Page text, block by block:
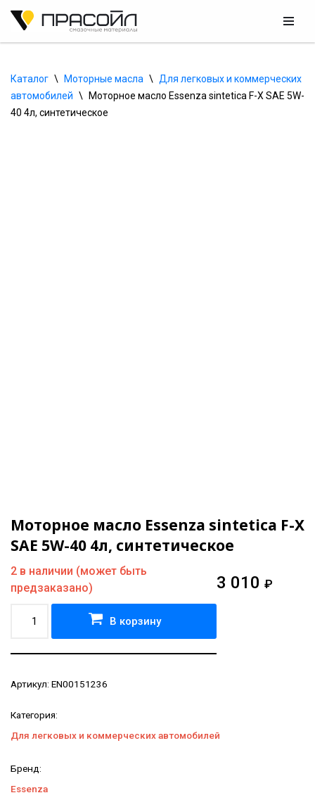
содержимому
Каталог \ Моторные масла \
Для легковых и коммерческих
автомобилей \
Моторное масло Essenza sintetica F-X SAE 5W-
40 4л, синтетическое
Моторное масло Essenza sintetica F-X
SAE 5W-40 4л, синтетическое
3 010 ₽
2 в наличии (может быть
предзаказано)
В корзину
Артикул: EN00151236
Категория:
Для легковых и коммерческих автомобилей
Бренд:
Essenza